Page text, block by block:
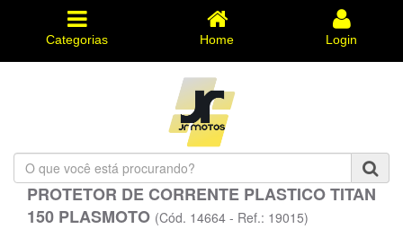
Categorias Home Login
O
que
você
está
PROTETOR DE CORRENTE PLASTICO TITAN
150 PLASMOTO (Cód. 14664 - Ref.: 19015)